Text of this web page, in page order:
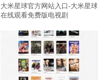
大米星球官方网站入口-大米星球
在线观看免费版电视剧